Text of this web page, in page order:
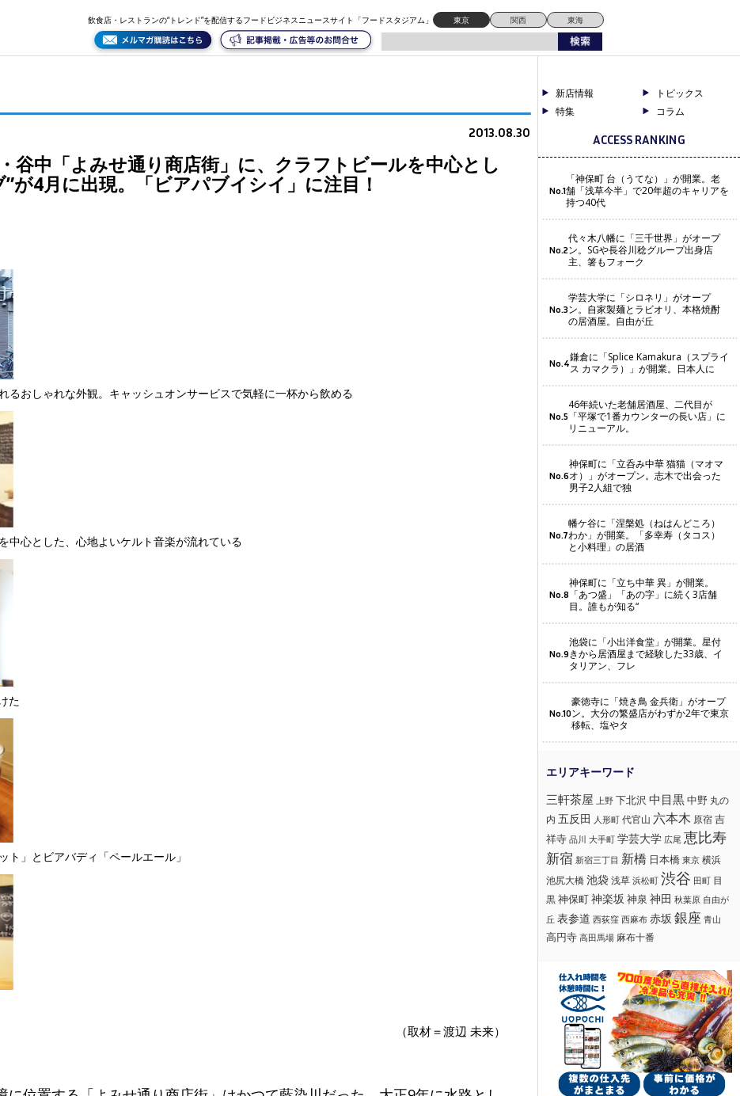
飲食店・レストランの“トレンド”を配信するフードビジネスニュースサイト「フードスタジアム」 東京 関西 東海
2013.08.30
谷中「よみせ通り商店街」に、クラフトビールを中心とし
が4月に出現。「ビアパブイシイ」に注目！
るおしゃれな外観。キャッシュオンサービスで気軽に一杯から飲める
中心とした、心地よいケルト音楽が流れている
た
ト」とビアバディ「ペールエール」
（取材＝渡辺 未来）
新店情報
トピックス
特集
コラム
ACCESS RANKING
No.1
「神保町 台（うてな）」が開業。老
舗「浅草今半」で20年超のキャリアを
持つ40代
No.2
代々木八幡に「三千世界」がオープ
ン。SGや長谷川稔グループ出身店
主、箸もフォーク
No.3
学芸大学に「シロネリ」がオープ
ン。自家製麺とラビオリ、本格焼酎
の居酒屋。自由が丘
No.4鎌倉に「Splice Kamakura（スプライ
ス カマクラ）」が開業。日本人に
No.5
46年続いた老舗居酒屋、二代目が
「平塚で1番カウンターの長い店」に
リニューアル。
No.6
神保町に「立呑み中華 猫猫（マオマ
オ）」がオープン。志木で出会った
男子2人組で独
No.7
幡ケ谷に「涅槃処（ねはんどころ）
わか」が開業。「多幸寿（タコス）
と小料理」の居酒
No.8
神保町に「立ち中華 異」が開業。
「あつ盛」「あの字」に続く3店舗
目。誰もが知る“
No.9
池袋に「小出洋食堂」が開業。星付
きから居酒屋まで経験した33歳、イ
タリアン、フレ
No.10
豪徳寺に「焼き鳥 金兵衛」がオープ
ン。大分の繁盛店がわずか2年で東京
移転、塩やタ
三軒茶屋 上野 下北沢 中目黒中野 丸の
内 五反田 人形町 代官山 六本木 原宿 吉
祥寺 品川 大手町 学芸大学 広尾 恵比寿
新宿 新宿三丁目 新橋 日本橋 東京 横浜
池尻大橋 池袋浅草 浜松町 渋谷 田町 目
黒神保町神楽坂 神泉 神田 秋葉原 自由が
丘 表参道 西荻窪 西麻布 赤坂 銀座 青山
高円寺 高田馬場 麻布十番